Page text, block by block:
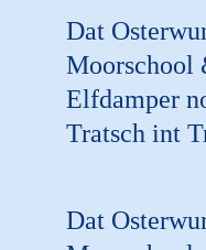
Dat
Moorschool
Elfdamper
Tratsch int
Dat